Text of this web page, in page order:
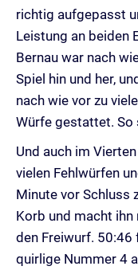
richtig aufgepasst
Leistung an beiden
Bernau war nach
Spiel hin und her,
nach wie vor zu
Würfe gestattet. So
Und auch im
vielen Fehlwürfen
Minute vor Schluss
Korb und macht
den Freiwurf. 50:46
quirlige Nummer 4